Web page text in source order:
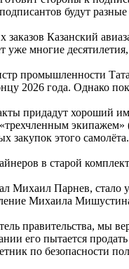
будут
Казанский
уже многие
промышленности
2026 года. Однако
придадут хороший
экипажем»
закупок этого самолёта.
в старой
Михаил Парнев,
Михаила
правительства, мы
его пытается
по безопасности